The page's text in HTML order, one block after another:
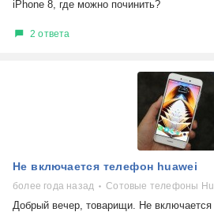
iPhone 8, где можно починить?
2 ответа
Не включается телефон huawei
более года назад Сотовые телефоны
Добрый вечер, товарищи. Не